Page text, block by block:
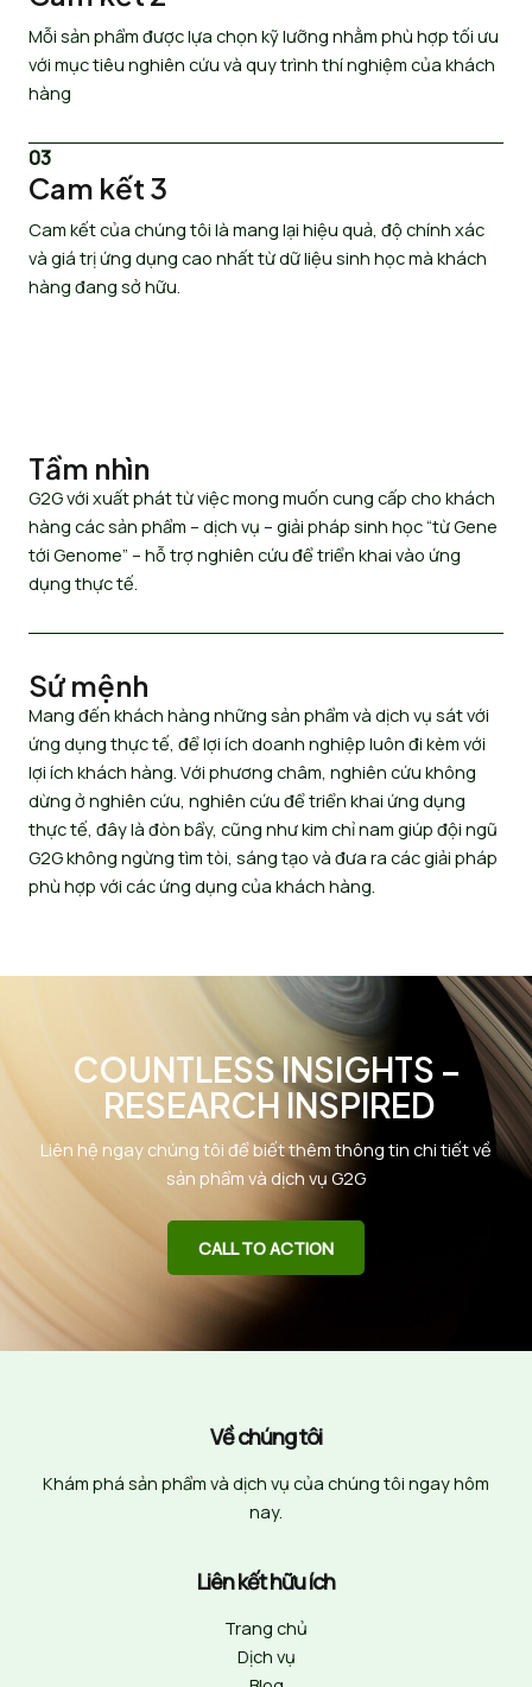
Mỗi sản phẩm được lựa chọn kỹ lưỡng nhằm phù hợp tối ưu
với mục tiêu nghiên cứu và quy trình thí nghiệm của khách
hàng
03
Cam kết 3
Cam kết của chúng tôi là mang lại hiệu quả, độ chính xác
và giá trị ứng dụng cao nhất từ dữ liệu sinh học mà khách
hàng đang sở hữu.
Tầm nhìn
G2G với xuất phát từ việc mong muốn cung cấp cho khách
hàng các sản phẩm – dịch vụ – giải pháp sinh học “từ Gene
tới Genome” – hỗ trợ nghiên cứu để triển khai vào ứng
dụng thực tế.
Sứ mệnh
Mang đến khách hàng những sản phẩm và dịch vụ sát với
ứng dụng thực tế, để lợi ích doanh nghiệp luôn đi kèm với
lợi ích khách hàng. Với phương châm, nghiên cứu không
dừng ở nghiên cứu, nghiên cứu để triển khai ứng dụng
thực tế, đây là đòn bẩy, cũng như kim chỉ nam giúp đội ngũ
G2G không ngừng tìm tòi, sáng tạo và đưa ra các giải pháp
phù hợp với các ứng dụng của khách hàng.
COUNTLESS INSIGHTS –
RESEARCH INSPIRED
Liên hệ ngay chúng tôi để biết thêm thông tin chi tiết về
sản phẩm và dịch vụ G2G
CALL TO ACTION
Về chúng tôi
Khám phá sản phẩm và dịch vụ của chúng tôi ngay hôm
nay.
Liên kết hữu ích
Trang chủ
Dịch vụ